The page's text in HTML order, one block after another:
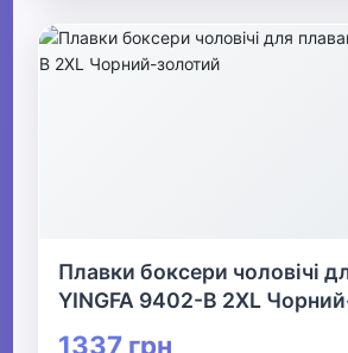
Плавки боксери чоловічі
YINGFA 9402-B 2XL
1337 грн